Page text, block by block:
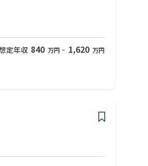
定年収 840 万円 ~ 1,620 万円